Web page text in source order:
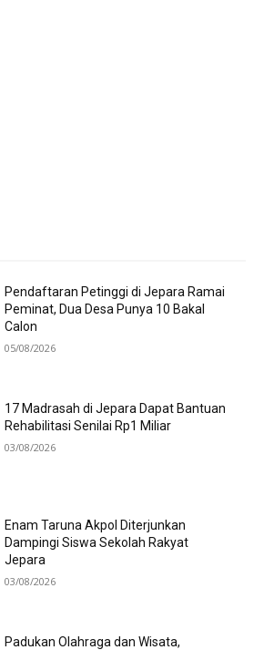
Pendaftaran Petinggi di Jepara Ramai
Peminat, Dua Desa Punya 10 Bakal
Calon
05/08/2026
17 Madrasah di Jepara Dapat Bantuan
Rehabilitasi Senilai Rp1 Miliar
03/08/2026
Enam Taruna Akpol Diterjunkan
Dampingi Siswa Sekolah Rakyat
Jepara
03/08/2026
Padukan Olahraga dan Wisata,